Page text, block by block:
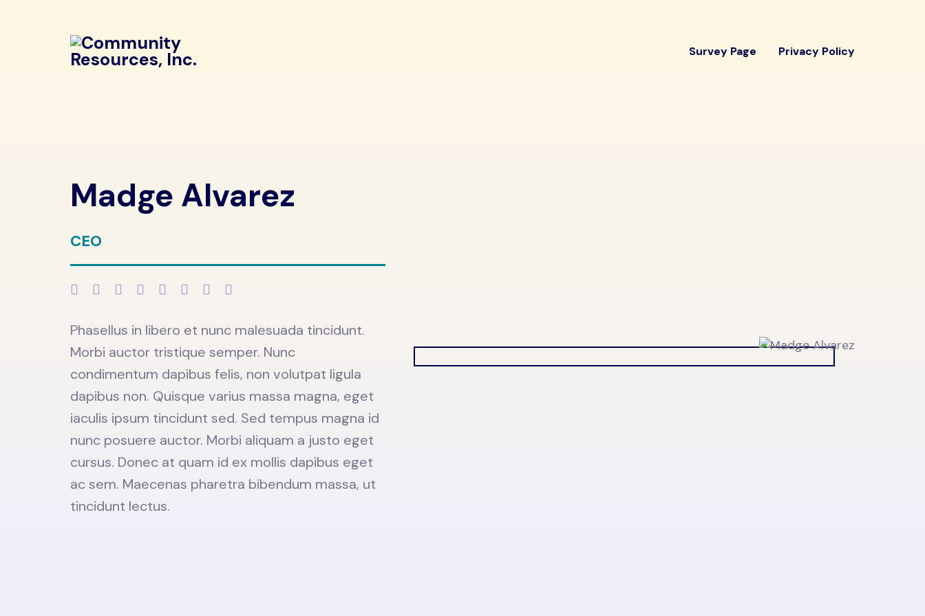
Survey Page Privacy Policy
Madge Alvarez
CEO
Phasellus in libero et nunc malesuada tincidunt.
Morbi auctor tristique semper. Nunc
condimentum dapibus felis, non volutpat ligula
dapibus non. Quisque varius massa magna, eget
iaculis ipsum tincidunt sed. Sed tempus magna id
nunc posuere auctor. Morbi aliquam a justo eget
cursus. Donec at quam id ex mollis dapibus eget
ac sem. Maecenas pharetra bibendum massa, ut
tincidunt lectus.